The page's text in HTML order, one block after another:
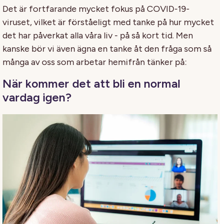
Det är fortfarande mycket fokus på COVID-19-
viruset, vilket är förståeligt med tanke på hur mycket
det har påverkat alla våra liv - på så kort tid. Men
kanske bör vi även ägna en tanke åt den fråga som så
många av oss som arbetar hemifrån tänker på:
När kommer det att bli en normal
vardag igen?